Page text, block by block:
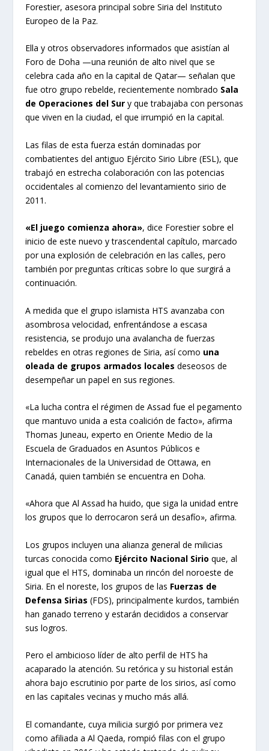
Forestier, asesora principal sobre Siria del Instituto
Europeo de la Paz.
Ella y otros observadores informados que asistían al
Foro de Doha —una reunión de alto nivel que se
celebra cada año en la capital de Qatar— señalan que
fue otro grupo rebelde, recientemente nombrado Sala
de Operaciones del Sury que trabajaba con personas
que viven en la ciudad, el que irrumpió en la capital.
Las filas de esta fuerza están dominadas por
combatientes del antiguo Ejército Sirio Libre (ESL), que
trabajó en estrecha colaboración con las potencias
occidentales al comienzo del levantamiento sirio de
2011.
«El juego comienza ahora», dice Forestier sobre el
inicio de este nuevo y trascendental capítulo, marcado
por una explosión de celebración en las calles, pero
también por preguntas críticas sobre lo que surgirá a
continuación.
A medida que el grupo islamista HTS avanzaba con
asombrosa velocidad, enfrentándose a escasa
resistencia, se produjo una avalancha de fuerzas
rebeldes en otras regiones de Siria, así como una
oleada de grupos armados locales deseosos de
desempeñar un papel en sus regiones.
«La lucha contra el régimen de Assad fue el pegamento
que mantuvo unida a esta coalición de facto», afirma
Thomas Juneau, experto en Oriente Medio de la
Escuela de Graduados en Asuntos Públicos e
Internacionales de la Universidad de Ottawa, en
Canadá, quien también se encuentra en Doha.
«Ahora que Al Assad ha huido, que siga la unidad entre
los grupos que lo derrocaron será un desafío», afirma.
Los grupos incluyen una alianza general de milicias
turcas conocida como Ejército Nacional Sirio que, al
igual que el HTS, dominaba un rincón del noroeste de
Siria. En el noreste, los grupos de las Fuerzas de
Defensa Sirias(FDS), principalmente kurdos, también
han ganado terreno y estarán decididos a conservar
sus logros.
Pero el ambicioso líder de alto perfil de HTS ha
acaparado la atención. Su retórica y su historial están
ahora bajo escrutinio por parte de los sirios, así como
en las capitales vecinas y mucho más allá.
El comandante, cuya milicia surgió por primera vez
como afiliada a Al Qaeda, rompió filas con el grupo